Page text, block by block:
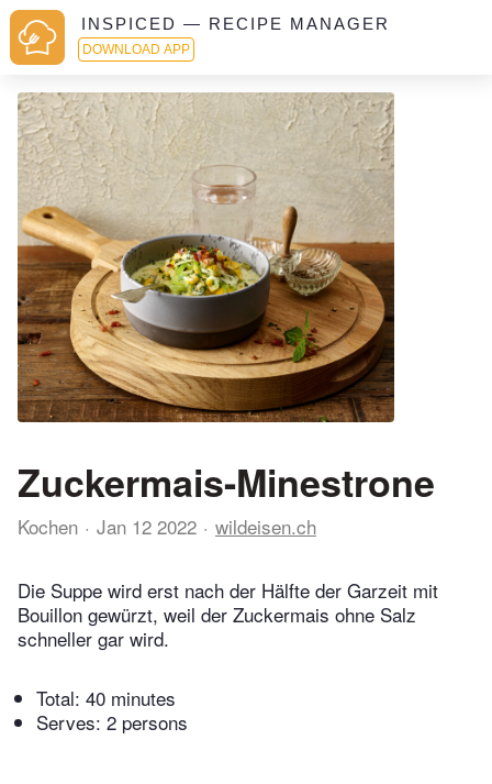
INSPICED — RECIPE MANAGER
DOWNLOAD APP
Zuckermais-Minestrone
Kochen Jan 12 2022 wildeisen.ch
Die Suppe wird erst nach der Hälfte der Garzeit mit
Bouillon gewürzt, weil der Zuckermais ohne Salz
schneller gar wird.
Total: 40 minutes
Serves: 2 persons